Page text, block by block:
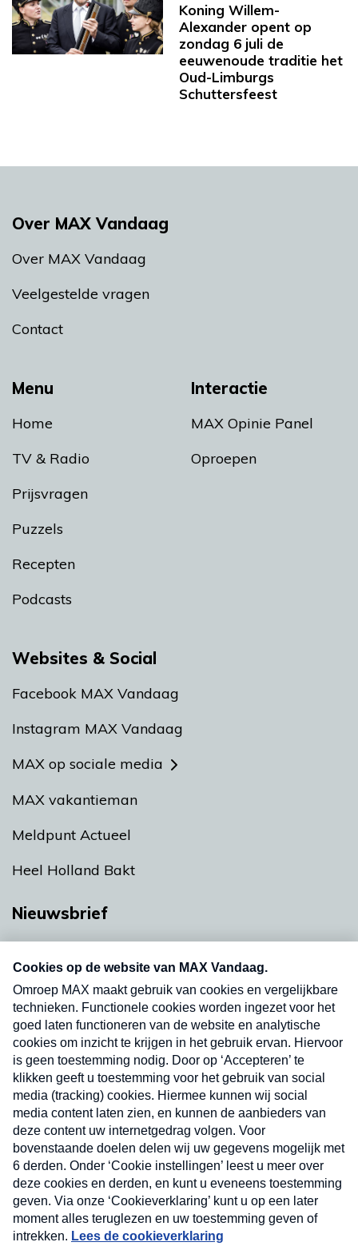
Koning Willem-
Alexander opent op
zondag 6 juli de
eeuwenoude traditie het
Oud-Limburgs
Schuttersfeest
Menu
Home
TV & Radio
Prijsvragen
Puzzels
Recepten
Podcasts
Interactie
MAX Opinie Panel
Oproepen
Over MAX Vandaag
Over MAX Vandaag
Veelgestelde vragen
Contact
Websites & Social
Facebook MAX Vandaag
Instagram MAX Vandaag
MAX op sociale media
MAX vakantieman
Meldpunt Actueel
Heel Holland Bakt
Nieuwsbrief
nieuwsbrief. Elke vrijdag- en dinsdagochtend in
uw mailbox.
Verzend
Nieuwsbrief
Neem hier een gratis abonnement op onze
nieuwsbrief. Elke vrijdag- en dinsdagochtend in uw